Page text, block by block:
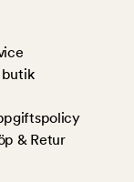
& Retur